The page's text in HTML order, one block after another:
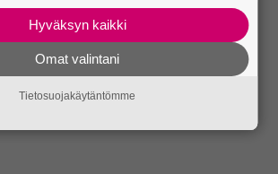
Hyväksyn kaikki
Omat valintani
Tietosuojakäytäntömme